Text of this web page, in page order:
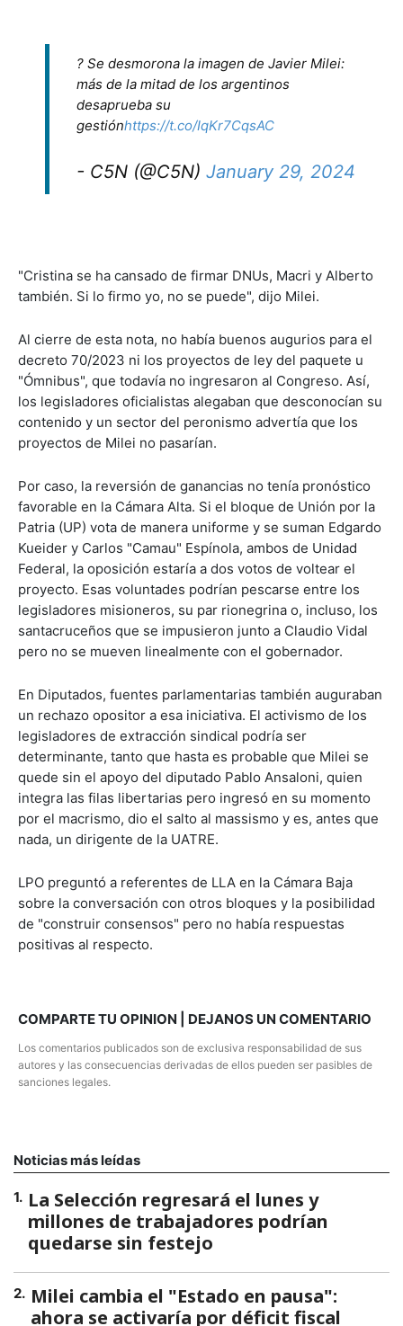
? Se desmorona la imagen de Javier Milei:
más de la mitad de los argentinos
desaprueba su
gestiónhttps://t.co/IqKr7CqsAC
- C5N (@C5N) January 29, 2024
"Cristina se ha cansado de firmar DNUs, Macri y Alberto
también. Si lo firmo yo, no se puede", dijo Milei.
Al cierre de esta nota, no había buenos augurios para el
decreto 70/2023 ni los proyectos de ley del paquete u
"Ómnibus", que todavía no ingresaron al Congreso. Así,
los legisladores oficialistas alegaban que desconocían su
contenido y un sector del peronismo advertía que los
proyectos de Milei no pasarían.
Por caso, la reversión de ganancias no tenía pronóstico
favorable en la Cámara Alta. Si el bloque de Unión por la
Patria (UP) vota de manera uniforme y se suman Edgardo
Kueider y Carlos "Camau" Espínola, ambos de Unidad
Federal, la oposición estaría a dos votos de voltear el
proyecto. Esas voluntades podrían pescarse entre los
legisladores misioneros, su par rionegrina o, incluso, los
santacruceños que se impusieron junto a Claudio Vidal
pero no se mueven linealmente con el gobernador.
En Diputados, fuentes parlamentarias también auguraban
un rechazo opositor a esa iniciativa. El activismo de los
legisladores de extracción sindical podría ser
determinante, tanto que hasta es probable que Milei se
quede sin el apoyo del diputado Pablo Ansaloni, quien
integra las filas libertarias pero ingresó en su momento
por el macrismo, dio el salto al massismo y es, antes que
nada, un dirigente de la UATRE.
LPO preguntó a referentes de LLA en la Cámara Baja
sobre la conversación con otros bloques y la posibilidad
de "construir consensos" pero no había respuestas
positivas al respecto.
COMPARTE TU OPINION | DEJANOS UN COMENTARIO
Los comentarios publicados son de exclusiva responsabilidad de sus
autores y las consecuencias derivadas de ellos pueden ser pasibles de
sanciones legales.
Noticias más leídas
1. La Selección regresará el lunes y
millones de trabajadores podrían
quedarse sin festejo
2. Milei cambia el "Estado en pausa":
ahora se activaría por déficit fiscal